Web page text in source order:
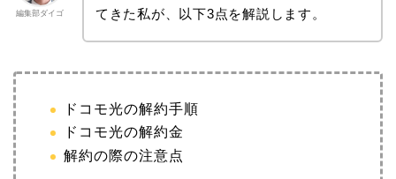
編集部ダイゴ てきた私が、以下3点を解説します。
ドコモ光の解約手順
ドコモ光の解約金
解約の際の注意点